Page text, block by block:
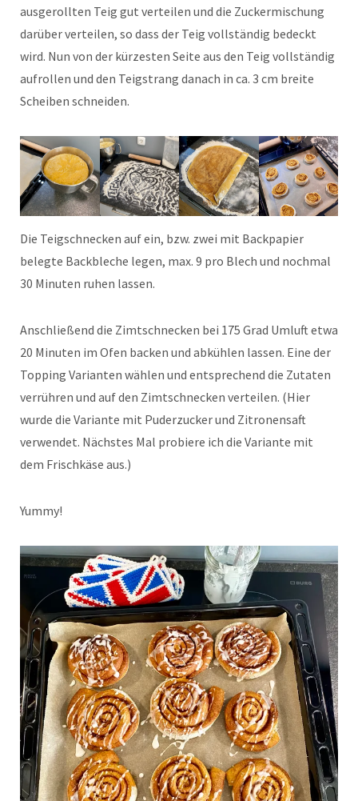
ausgerollten Teig gut verteilen und die Zuckermischung
darüber verteilen, so dass der Teig vollständig bedeckt
wird. Nun von der kürzesten Seite aus den Teig vollständig
aufrollen und den Teigstrang danach in ca. 3 cm breite
Scheiben schneiden.
Die Teigschnecken auf ein, bzw. zwei mit Backpapier
belegte Backbleche legen, max. 9 pro Blech und nochmal
30 Minuten ruhen lassen.
Anschließend die Zimtschnecken bei 175 Grad Umluft etwa
20 Minuten im Ofen backen und abkühlen lassen. Eine der
Topping Varianten wählen und entsprechend die Zutaten
verrühren und auf den Zimtschnecken verteilen. (Hier
wurde die Variante mit Puderzucker und Zitronensaft
verwendet. Nächstes Mal probiere ich die Variante mit
dem Frischkäse aus.)
Yummy!